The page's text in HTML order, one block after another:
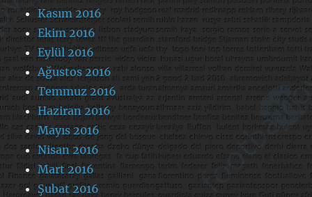
Kasım 2016
Ekim 2016
Eylül 2016
Ağustos 2016
Temmuz 2016
Haziran 2016
Mayıs 2016
Nisan 2016
Mart 2016
Şubat 2016